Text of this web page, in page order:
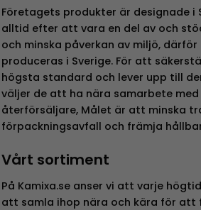
Företagets produkter är designade i
alltid efter att vara en del av och
och minska påverkan av miljö,
produceras i Sverige. För att
högsta standard och lever upp till
väljer de att ha nära samarbete
återförsäljare, Målet är att minska
förpackningsavfall och främja
Vårt sortiment
På Kamixa.se anser vi att varje
att samla ihop nära och kära för att